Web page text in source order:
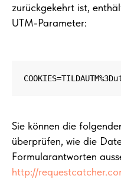
zurückgekehrt ist,
UTM-Parameter:
Sie können die
überprüfen, wie die
Formularantworten
http://